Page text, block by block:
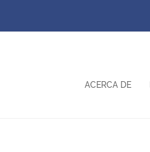
ACERCA DE